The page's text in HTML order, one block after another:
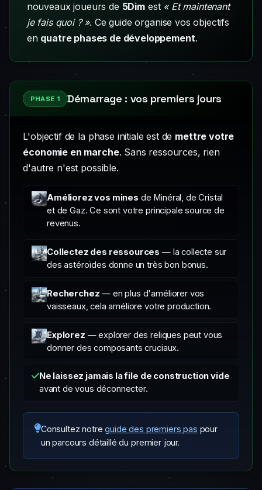
nouveaux joueurs de 5Dimest « Et maintenant
je fais quoi ? ». Ce guide organise vos objectifs
en quatre phases de développement.
PHASE 1 Démarrage : vos premiers jours
L'objectif de la phase initiale est de mettre votre
économie en marche. Sans ressources, rien
d'autre n'est possible.
Améliorez vos mines de Minéral, de Cristal
et de Gaz. Ce sont votre principale source de
revenus.
Collectez des ressources — la collecte sur
des astéroïdes donne un très bon bonus.
Recherchez — en plus d'améliorer vos
vaisseaux, cela améliore votre production.
Explorez — explorer des reliques peut vous
donner des composants cruciaux.
Ne laissez jamais la file de construction vide
avant de vous déconnecter.
Consultez notreguide des premiers pas pour
un parcours détaillé du premier jour.